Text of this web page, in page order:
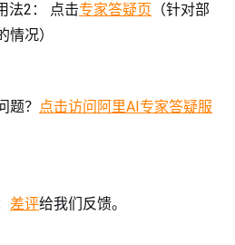
法2： 点击专家答疑页 （针对部
况）
题？ 点击访问阿里AI专家答疑服
差评给我们反馈。